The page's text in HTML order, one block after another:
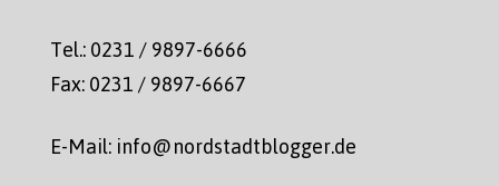
Tel.: 0231 / 9897-6666
Fax: 0231 / 9897-6667
E-Mail: info@nordstadtblogger.de